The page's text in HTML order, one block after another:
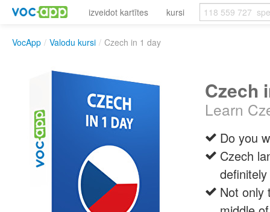
izveidot kartītes kursi
VocApp / Valodu kursi / Czech in 1 day
Czech
Learn
Do you
Czech
Not only